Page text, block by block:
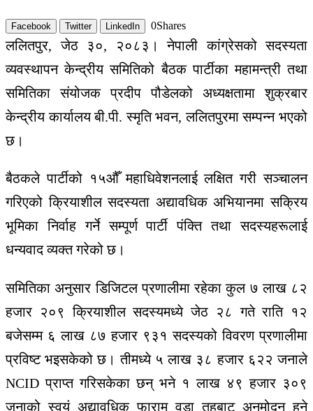
Facebook Twitter LinkedIn 0Shares
ललितपुर, जेठ ३०, २०८३। नेपाली कांग्रेसको सदस्यता
व्यवस्थापन केन्द्रीय समितिको बैठक पार्टीका महामन्त्री तथा
समितिका संयोजक प्रदीप पौडेलको अध्यक्षतामा शुक्रबार
केन्द्रीय कार्यालय बी.पी. स्मृति भवन, ललितपुरमा सम्पन्न भएको
छ।
बैठकले पार्टीको १५औँ महाधिवेशनलाई लक्षित गरी सञ्चालन
गरिएको क्रियाशील सदस्यता अद्यावधिक अभियानमा सक्रिय
भूमिका निर्वाह गर्ने सम्पूर्ण पार्टी पंक्ति तथा सदस्यहरूलाई
धन्यवाद व्यक्त गरेको छ।
समितिका अनुसार डिजिटल प्रणालीमा रहेका कुल ७ लाख ८२
हजार २०९ क्रियाशील सदस्यमध्ये जेठ २८ गते राति १२
बजेसम्म ६ लाख ८७ हजार ९३१ सदस्यको विवरण प्रणालीमा
प्रविष्ट भइसकेको छ। तीमध्ये ५ लाख ३८ हजार ६२२ जनाले
NCID प्राप्त गरिसकेका छन् भने १ लाख ४९ हजार ३०९
जनाको स्वयं अद्यावधिक फाराम वडा तहबाट अनुमोदन हुने